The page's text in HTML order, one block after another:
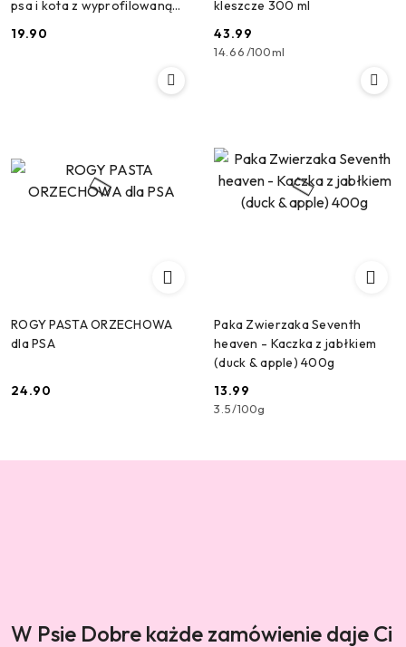
psa i kota z wyprofilowaną
włosiem
Cena:
19.90
kleszcze 300 ml
Cena:
43.99
14.66/100ml
ROGY PASTA ORZECHOWA
dla PSA
Cena:
24.90
Paka Zwierzaka Seventh
heaven - Kaczka z jabłkiem
(duck & apple) 400g
Cena:
13.99
3.5/100g
W Psie Dobre każde zamówienie daje Ci